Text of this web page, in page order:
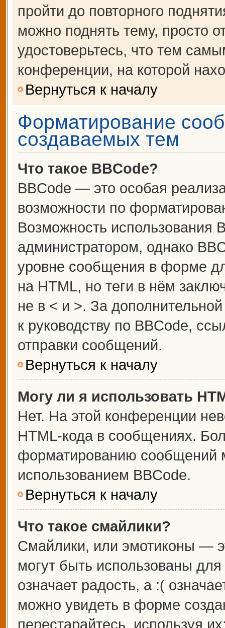
пройти до повторного
можно поднять тему, просто
удостоверьтесь, что тем
конференции, на которой
Вернуться к началу
Форматирование
создаваемых тем
Что такое BBCode?
BBCode — это особая
возможности по
Возможность использования
администратором, однако
уровне сообщения в форме
на HTML, но теги в нём
не в < и >. За
к руководству по BBCode,
отправки сообщений.
Вернуться к началу
Могу ли я использовать
Нет. На этой конференции
HTML-кода в сообщениях.
форматированию сообщений
использованием BBCode.
Вернуться к началу
Что такое смайлики?
Смайлики, или эмотиконы —
могут быть использованы
означает радость, а :(
можно увидеть в форме
перестарайтесь, используя